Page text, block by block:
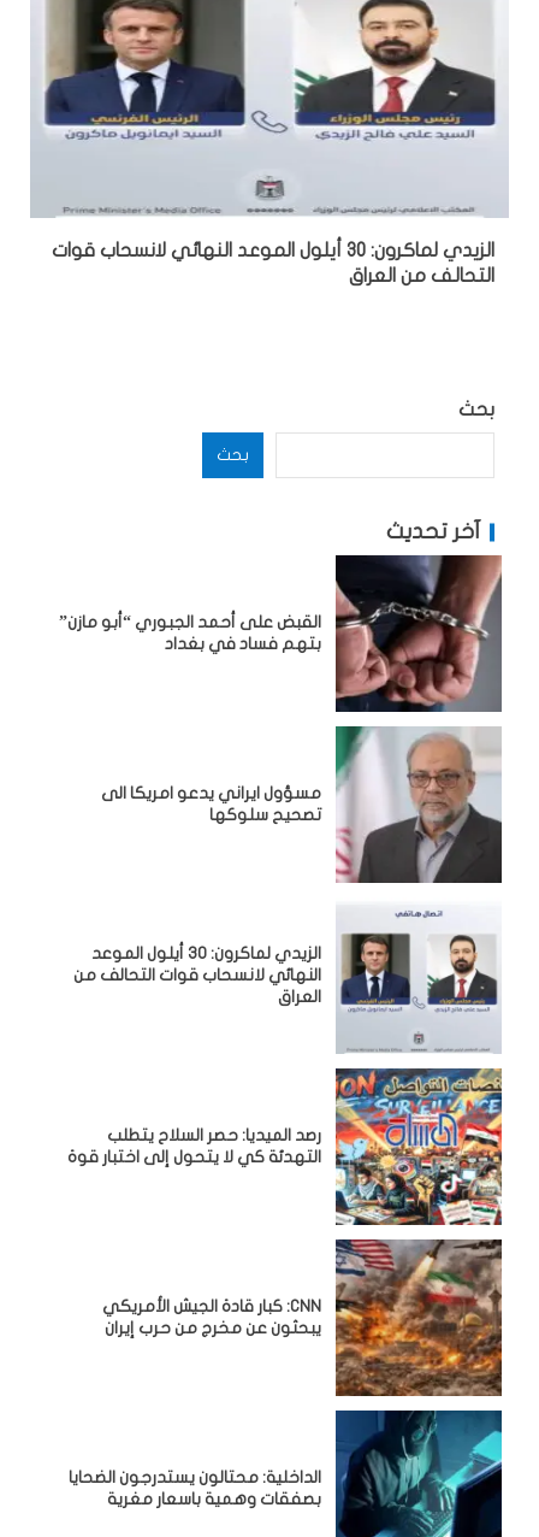
الزيدي لماكرون: 30 أيلول الموعد النهائي لانسحاب قوات
التحالف من العراق
بحث
بحث
آخر تحديث
القبض على أحمد الجبوري “أبو مازن”
بتهم فساد في بغداد
مسؤول ايراني يدعو امريكا الى
تصحيح سلوكها
الزيدي لماكرون: 30 أيلول الموعد
النهائي لانسحاب قوات التحالف من
العراق
رصد الميديا: حصر السلاح يتطلب
التهدئة كي لا يتحول إلى اختبار قوة
CNN: كبار قادة الجيش الأمريكي
يبحثون عن مخرج من حرب إيران
الداخلية: محتالون يستدرجون الضحايا
بصفقات وهمية باسعار مغرية